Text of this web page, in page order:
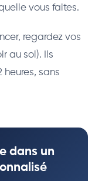
vous faites.
regardez vos
au sol). Ils
sans
dans un